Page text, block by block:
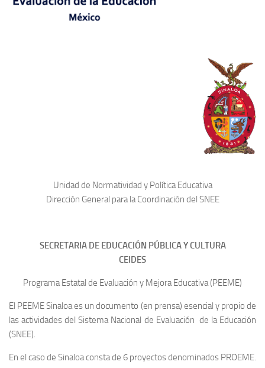
Unidad de Normatividad y Política Educativa
Dirección General para la Coordinación del SNEE
SECRETARIA DE EDUCACIÓN PÚBLICA Y CULTURA
CEIDES
Programa Estatal de Evaluación y Mejora Educativa (PEEME)
El PEEME Sinaloa es un documento (en prensa) esencial y propio de
las actividades del Sistema Nacional de Evaluación de la Educación
(SNEE).
En el caso de Sinaloa consta de 6 proyectos denominados PROEME.